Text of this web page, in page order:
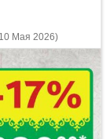
Мая 2026)